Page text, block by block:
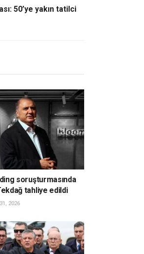
50’ye yakın tatilci
soruşturmasında
tahliye edildi
2026